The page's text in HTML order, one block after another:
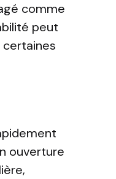
comme
peut
certaines
ouverture